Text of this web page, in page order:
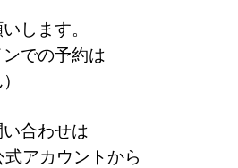
します。
ンでの予約は
合わせは
アカウントから